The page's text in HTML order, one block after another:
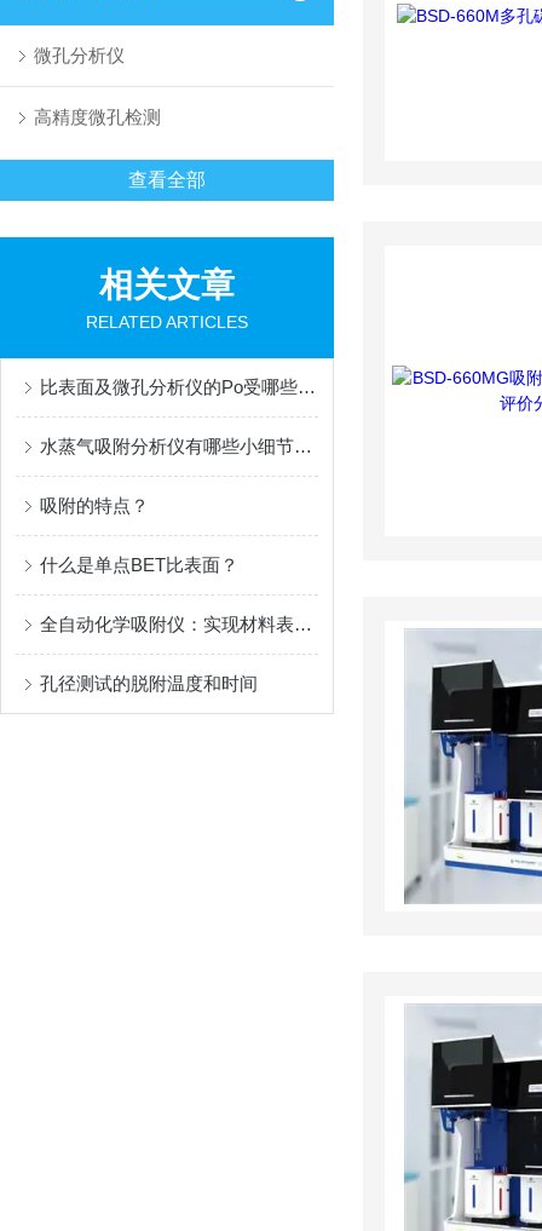
微孔分析仪
高精度微孔检测
查看全部
相关文章
RELATED ARTICLES
比表面及微孔分析仪的Po受哪些因素影响？
水蒸气吸附分析仪有哪些小细节需要注意的呢？
吸附的特点？
什么是单点BET比表面？
全自动化学吸附仪：实现材料表面研究的智能化
孔径测试的脱附温度和时间